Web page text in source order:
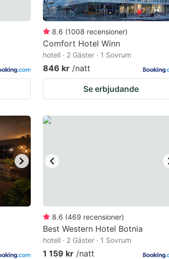
8.6 (1008 recensioner)
Comfort Hotel Winn
hotell · 2 Gäster · 1 Sovrum
846 kr /natt
Se erbjudande
8.6 (469 recensioner)
Best Western Hotel Botnia
hotell · 2 Gäster · 1 Sovrum
1 159 kr /natt